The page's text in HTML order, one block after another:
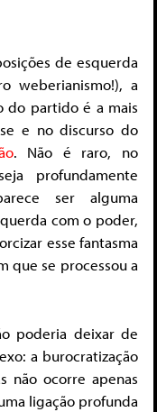
de esquerda
weberianismo!), a
do partido é a mais
e no discurso do
. Não é raro, no
profundamente
ser alguma
com o poder,
esse fantasma
que se processou a
poderia deixar de
a burocratização
não ocorre apenas
ligação profunda